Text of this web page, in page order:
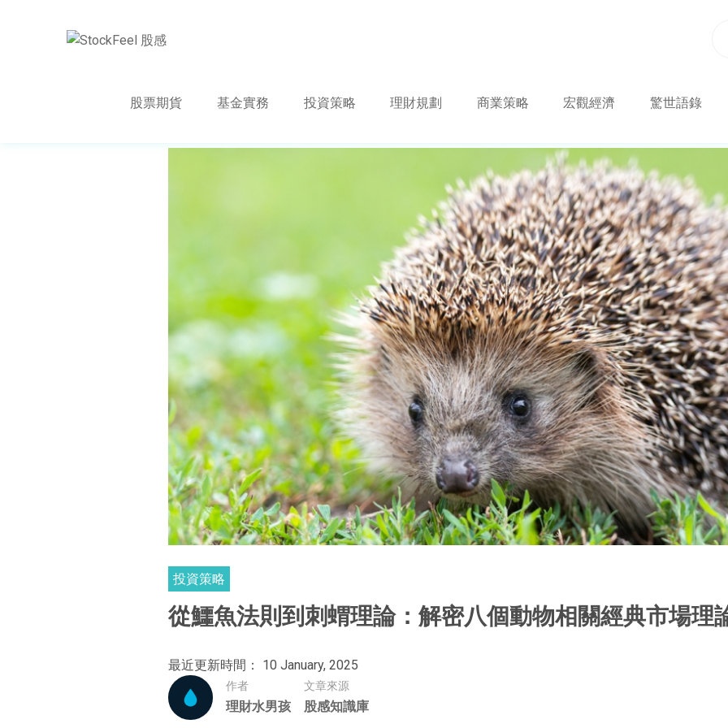
股票期貨 基金實務 投資策略 理財規劃 商業策略 宏觀經濟 驚世語錄
投資策略
從鱷魚法則到刺蝟理論：解密八個動物相關經典市場理
最近更新時間： 10 January, 2025
作者
理財水男孩
文章來源
股感知識庫